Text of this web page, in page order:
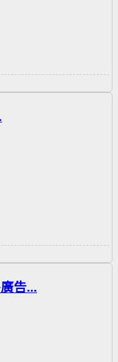
告...